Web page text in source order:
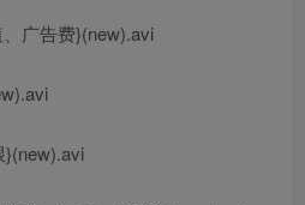
广告费}(new).avi
}(new).avi